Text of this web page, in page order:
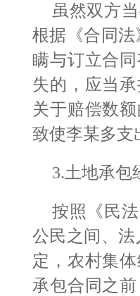
虽然双方
根据《合同法
瞒与订立合
失的，应当
关于赔偿数
致使李某多支
3.土地承包
按照《民
公民之间、
定，农村集
承包合同之